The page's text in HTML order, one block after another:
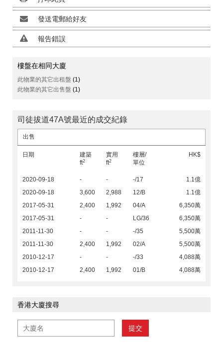
發送電郵給好友
報告錯誤
樓盤在相同大廈
此物業的其它出租盤 (1)
此物業的其它出售盤 (1)
司徒拔道47A號最近的成交紀錄
出售
日期
建築
ft2
實用
ft2
樓層/
單位
HK$
2020-09-18 - - -/17
1.1億
2020-09-18
3,600 2,988 12/B
1.1億
2017-05-31
2,400 1,992 04/A
6,350萬
2017-05-31
- - LG/36
6,350萬
2011-11-30
- - -/35
5,500萬
2011-11-30
2,400 1,992 02/A
5,500萬
2010-12-17
- - -/33
4,088萬
2010-12-17
2,400 1,992 01/B 4,088萬
香港大廈搜尋
提交